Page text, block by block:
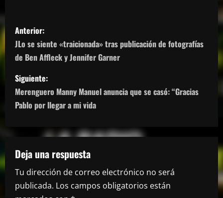
N
a
v
e
g
c
i
ó
Anterior:
JLo se siente «traicionada» tras publicación de fotografías
de Ben Affleck y Jennifer Garner
Siguiente:
Merenguero Manny Manuel anuncia que se casó: “Gracias
Pablo por llegar a mi vida
Deja una respuesta
Tu dirección de correo electrónico no será
publicada. Los campos obligatorios están